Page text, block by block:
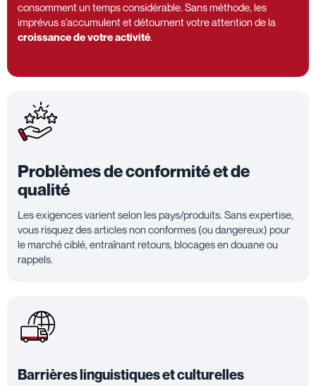
consomment un temps considérable. Sans méthode, les
imprévus s’accumulent et détournent votre attention de la
croissance de votre activité.
Problèmes de conformité et de
qualité
Les exigences varient selon les pays/produits. Sans expertise,
vous risquez des articles non conformes (ou dangereux) pour
le marché ciblé, entraînant retours, blocages en douane ou
rappels.
Barrières linguistiques et culturelles